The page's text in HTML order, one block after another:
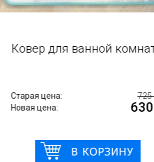
Ковер для ванной
Старая цена:
Новая цена: